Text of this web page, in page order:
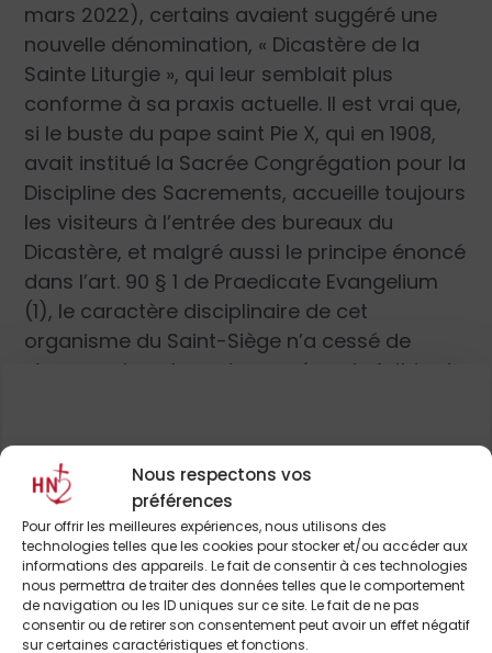
Nous respectons vos
préférences
Pour offrir les meilleures expériences, nous utilisons des
technologies telles que les cookies pour stocker et/ou accéder aux
informations des appareils. Le fait de consentir à ces technologies
nous permettra de traiter des données telles que le comportement
de navigation ou les ID uniques sur ce site. Le fait de ne pas
consentir ou de retirer son consentement peut avoir un effet négatif
sur certaines caractéristiques et fonctions.
mars 2022), certains avaient suggéré une
nouvelle dénomination, « Dicastère de la
Sainte Liturgie », qui leur semblait plus
conforme à sa praxis actuelle. Il est vrai que,
si le buste du pape saint Pie X, qui en 1908,
avait institué la Sacrée Congrégation pour la
Discipline des Sacrements, accueille toujours
les visiteurs à l’entrée des bureaux du
Dicastère, et malgré aussi le principe énoncé
dans l’art. 90 § 1 de Praedicate Evangelium
(1), le caractère disciplinaire de cet
organisme du Saint-Siège n’a cessé de
s’appauvrir au long des années, du fait tout
des obligations cléricales à la Congrégation
pour le Clergé, et en 2011, les procédures de
dispense du mariage conclu et non
consommé et les causes de nullité de
l’Ordination sacrée à la Rote romaine. Et
aussi – on serait tenté de dire surtout – à
cause du moindre intérêt porté par le
Pour continuer à lire cet
article
et de nombreux autres
ABONNEZ-VOUS DÈS À